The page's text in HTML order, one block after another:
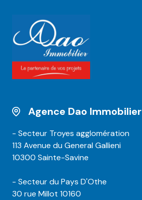
Agence Dao Immobilier
- Secteur Troyes agglomération
113 Avenue du General Gallieni
10300 Sainte-Savine
- Secteur du Pays D'Othe
30 rue Millot 10160